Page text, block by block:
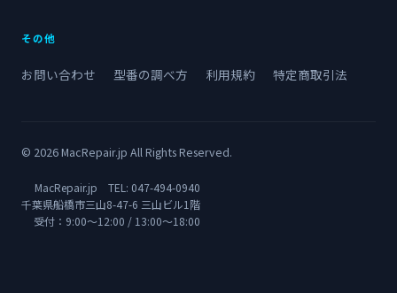
その他
お問い合わせ 型番の調べ方 利用規約 特定商取引法
© 2026 MacRepair.jp All Rights Reserved.
MacRepair.jp TEL: 047-494-0940
千葉県船橋市三山8-47-6 三山ビル1階
受付：9:00〜12:00 / 13:00〜18:00